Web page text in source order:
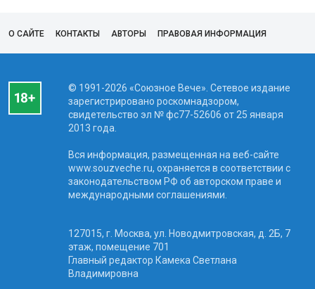
О САЙТЕ КОНТАКТЫ АВТОРЫ ПРАВОВАЯ ИНФОРМАЦИЯ
© 1991-2026 «Союзное Вече». Сетевое издание
зарегистрировано роскомнадзором,
свидетельство эл № фc77-52606 от 25 января
2013 года.
Вся информация, размещенная на веб-сайте
www.souzveche.ru, охраняется в соответствии с
законодательством РФ об авторском праве и
международными соглашениями.
127015, г. Москва, ул. Новодмитровская, д. 2Б, 7
этаж, помещение 701
Главный редактор Камека Светлана
Владимировна